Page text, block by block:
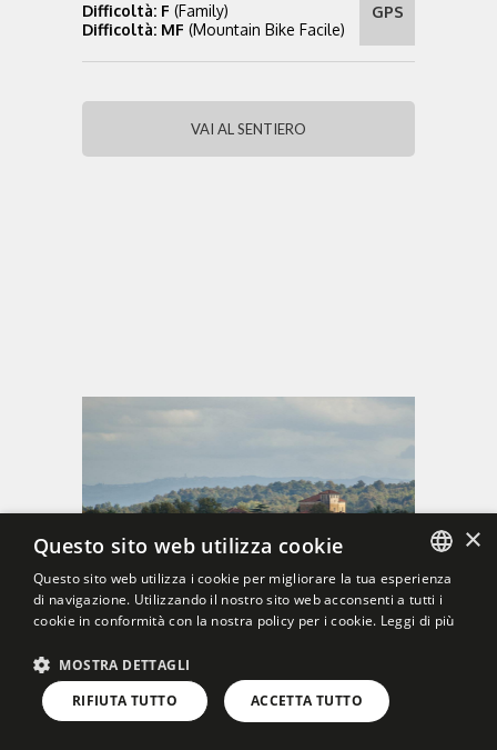
Difficoltà: F (Family)
Difficoltà: MF (Mountain Bike Facile)
GPS
VAI AL SENTIERO
SENTIERO DI LOPIAN
ITALIAN
×
Questo sito web utilizza cookie
Questo sito web utilizza i cookie per migliorare la tua esperienza
di navigazione. Utilizzando il nostro sito web acconsenti a tutti i
cookie in conformità con la nostra policy per i cookie. Leggi di più
ACCETTA TUTTO
RIFIUTA TUTTO
MOSTRA DETTAGLI